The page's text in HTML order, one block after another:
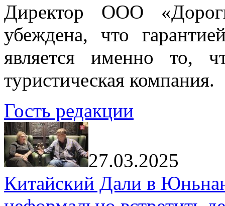
Директор ООО
убеждена, что
является именно то,
туристическая компания.
Гость редакции
27.03.2025
Китайский Дали в